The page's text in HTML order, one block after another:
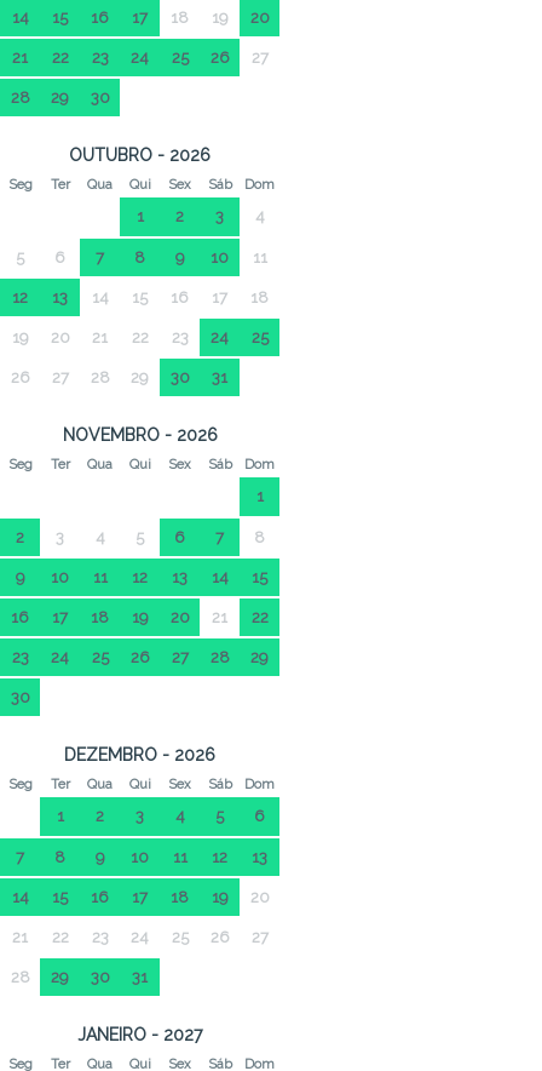
14 15 16 17 18 19 20
21 22 23 24 25 26 27
28 29 30
OUTUBRO - 2026
Seg Ter Qua Qui Sex Sáb Dom
1 2 3 4
5 6 7 8 9 10 11
12 13 14 15 16 17 18
19 20 21 22 23 24 25
26 27 28 29 30 31
NOVEMBRO - 2026
Seg Ter Qua Qui Sex Sáb Dom
1
2 3 4 5 6 7 8
9 10 11 12 13 14 15
16 17 18 19 20 21 22
23 24 25 26 27 28 29
30
DEZEMBRO - 2026
Seg Ter Qua Qui Sex Sáb Dom
1 2 3 4 5 6
7 8 9 10 11 12 13
14 15 16 17 18 19 20
21 22 23 24 25 26 27
28 29 30 31
JANEIRO - 2027
Seg Ter Qua Qui Sex Sáb Dom